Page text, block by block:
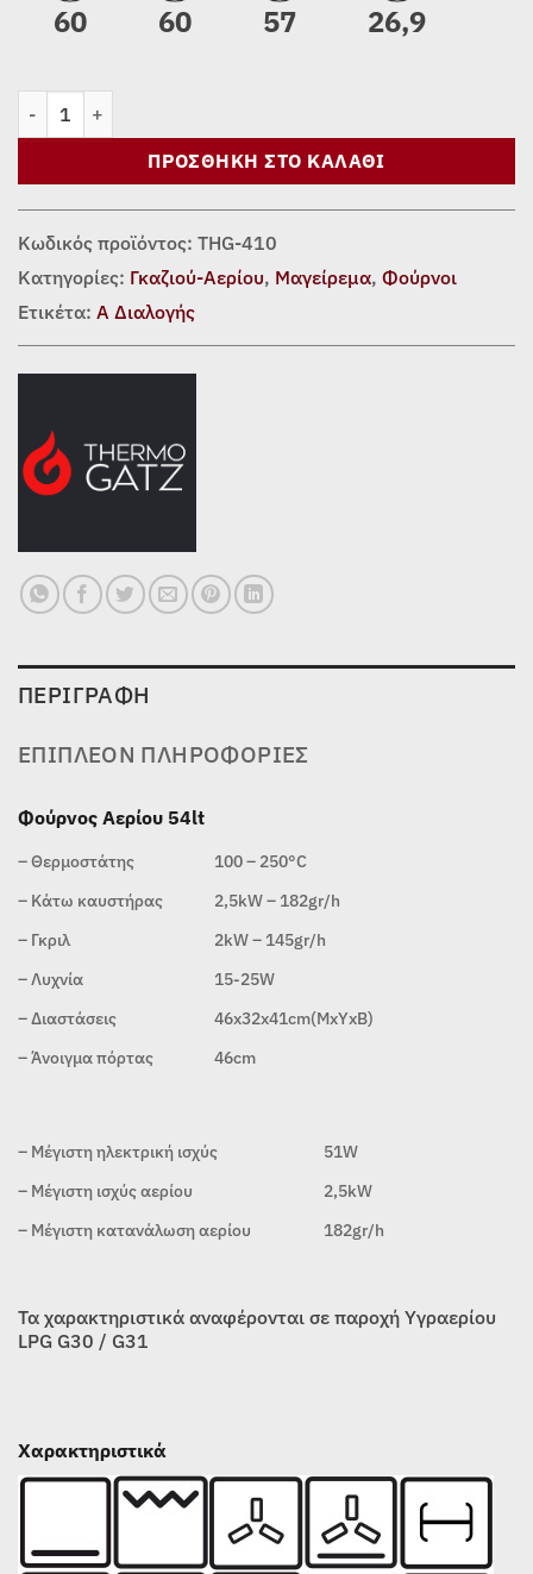
60 60 57 26,9
ΦΟΥΡΝΟΣ ΑΕΡΙΟΥ TGS 3311 IX ποσότητα
ΠΡΟΣΘΉΚΗ ΣΤΟ ΚΑΛΆΘΙ
Κωδικός προϊόντος: THG-410
Κατηγορίες: Γκαζιού-Αερίου, Μαγείρεμα, Φούρνοι
Ετικέτα: Α Διαλογής
ΠΕΡΙΓΡΑΦΉ
ΕΠΙΠΛΈΟΝ ΠΛΗΡΟΦΟΡΊΕΣ
Φούρνος Αερίου 54lt
– Θερμοστάτης
100 – 250°C
– Κάτω καυστήρας
2,5kW – 182gr/h
– Γκριλ
2kW – 145gr/h
– Λυχνία
15-25W
– Διαστάσεις
46x32x41cm(ΜxΥxΒ)
– Άνοιγμα πόρτας
46cm
– Μέγιστη ηλεκτρική ισχύς
51W
– Μέγιστη ισχύς αερίου
2,5kW
– Μέγιστη κατανάλωση αερίου
182gr/h
Τα χαρακτηριστικά αναφέρονται σε παροχή Υγραερίου
LPG G30 / G31
Χαρακτηριστικά